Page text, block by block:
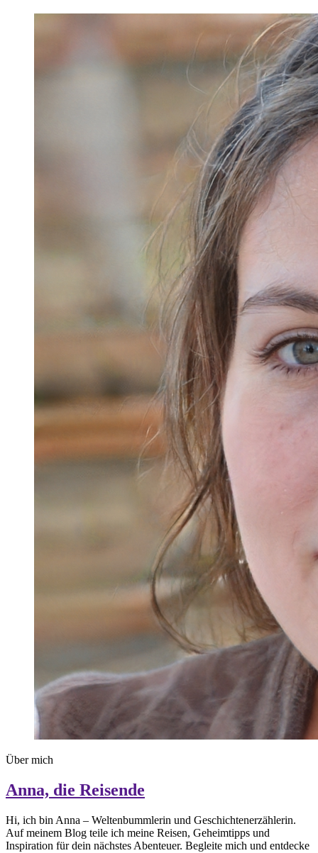
Über mich
Anna, die Reisende
Hi, ich bin Anna – Weltenbummlerin und Geschichtenerzählerin.
Auf meinem Blog teile ich meine Reisen, Geheimtipps und
Inspiration für dein nächstes Abenteuer. Begleite mich und entdecke